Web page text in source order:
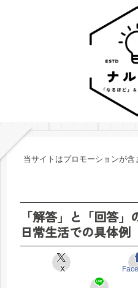
当サイトはプロモーションが
「解答」と「回答
日常生活での具体例
X